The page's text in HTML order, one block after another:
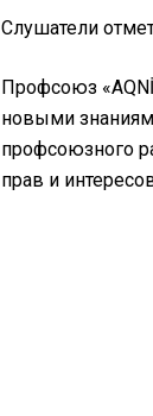
Слушатели
Профсоюз
новыми
профсоюзного
прав и